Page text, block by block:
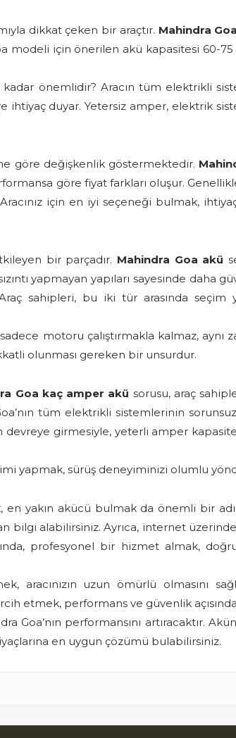
dikkat çeken bir araçtır. Mahindra
modeli için önerilen akü kapasitesi 60-
önemlidir? Aracın tüm elektrikli
duyar. Yetersiz amper, elektrik
göre değişkenlik göstermektedir.
göre fiyat farkları oluşur.
için en iyi seçeneği bulmak,
bir parçadır. Mahindra Goa akü
yapmayan yapıları sayesinde daha
sahipleri, bu iki tür arasında seçim
motoru çalıştırmakla kalmaz, aynı
olunması gereken bir unsurdur.
Goa kaç amper akü sorusu, araç
tüm elektrikli sistemlerinin
girmesiyle, yeterli amper
yapmak, sürüş deneyiminizi olumlu
en yakın akücü bulmak da önemli bir
alabilirsiniz. Ayrıca, internet
profesyonel bir hizmet almak,
uzun ömürlü olmasını
etmek, performans ve güvenlik
performansını artıracaktır.
en uygun çözümü bulabilirsiniz.